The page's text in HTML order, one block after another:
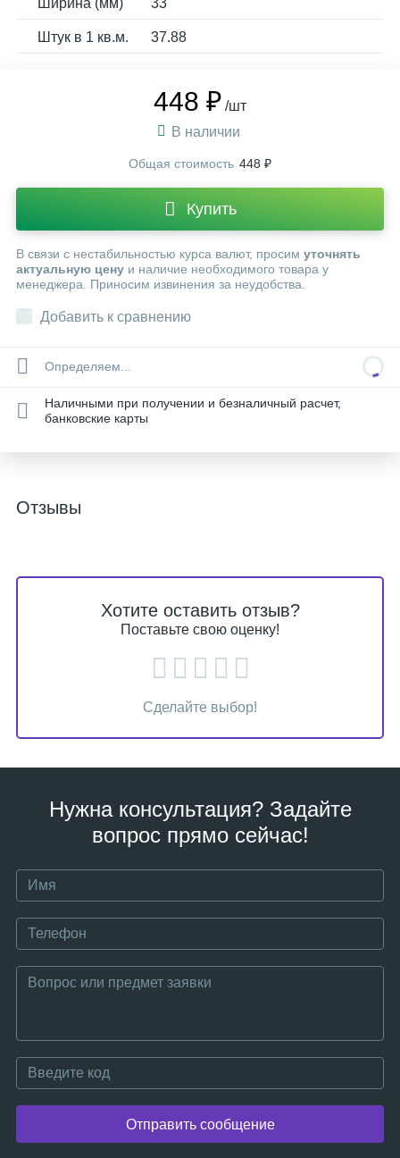
Ширина (мм) 33
Штук в 1 кв.м. 37.88
448 ₽ /шт
В наличии
Общая стоимость 448 ₽
Купить
В связи с нестабильностью курса валют, просим уточнять
актуальную цену и наличие необходимого товара у
менеджера. Приносим извинения за неудобства.
Добавить к сравнению
Определяем...
Наличными при получении и безналичный расчет,
банковские карты
Отзывы
Хотите оставить отзыв?
Поставьте свою оценку!
Сделайте выбор!
Нужна консультация? Задайте
вопрос прямо сейчас!
Отправить сообщение